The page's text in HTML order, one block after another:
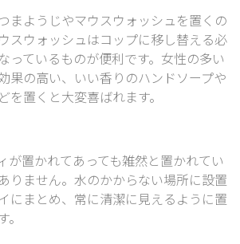
まようじやマウスウォッシュを置くの
スウォッシュはコップに移し替える必
っているものが便利です。 女性の多い
果の高い、 いい香りのハンドソープや
を置くと大変喜ばれます。
が置かれてあっても雑然と置かれてい
りません。 水のかからない場所に設置
にまとめ、 常に清潔に見えるように置